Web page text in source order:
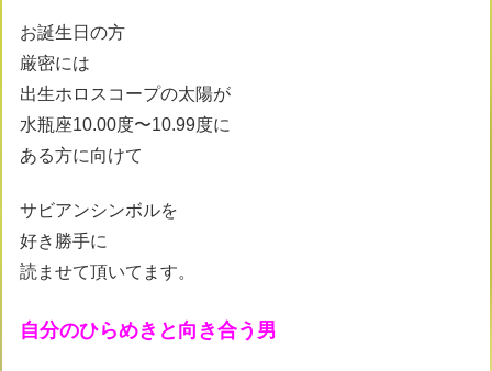
お誕生日の方
厳密には
出生ホロスコープの太陽が
水瓶座10.00度〜10.99度に
ある方に向けて
サビアンシンボルを
好き勝手に
読ませて頂いてます。
自分のひらめきと向き合う男